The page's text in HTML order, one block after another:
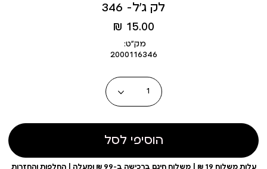
לק ג’ל- 346
מחיר
מוצר
15.00 ₪
מק״ט:
2000116346
כמות
הוסיפי לסל
עלות משלוח 19 ₪ | משלוח חינם ברכישה ב-99 ₪ ומעלה | החלפות והחזרות